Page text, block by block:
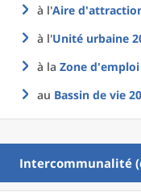
à l'Aire
à l'Unité urbaine
à la Zone d'emploi
au Bassin de vie
Intercommunalité